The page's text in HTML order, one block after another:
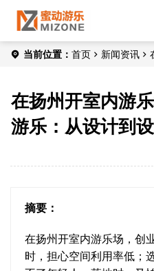
当前位置： 首页 新闻资讯
在扬州开室内游
游乐：从设计到
摘要：
在扬州开室内游乐场，创
时，担心空间利用率低；